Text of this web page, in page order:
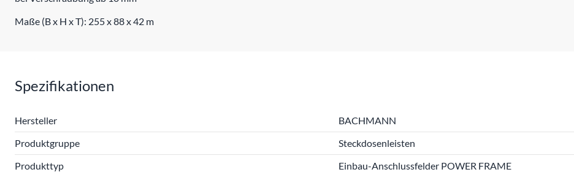
Maße (B x H x T): 255 x 88 x 42 m
Spezifikationen
Hersteller
BACHMANN
Produktgruppe
Steckdosenleisten
Produkttyp
Einbau-Anschlussfelder POWER FRAME